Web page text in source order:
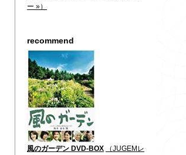
ー »）
recommend
風のガーデン DVD-BOX
（JUGEMレ